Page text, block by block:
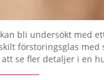
bilden
bli undersökt med
förstoringsglas med
att se fler detaljer i en